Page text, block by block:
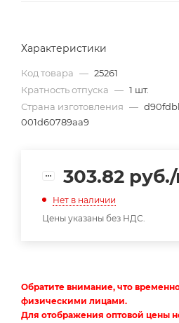
Характеристики
Код товара — 25261
Кратность отпуска — 1 шт.
Страна изготовления —
001d60789aa9
303.82 руб.
Нет в наличии
Цены указаны без НДС.
Обратите внимание, что
физическими лицами.
Для отображения оптовой цены